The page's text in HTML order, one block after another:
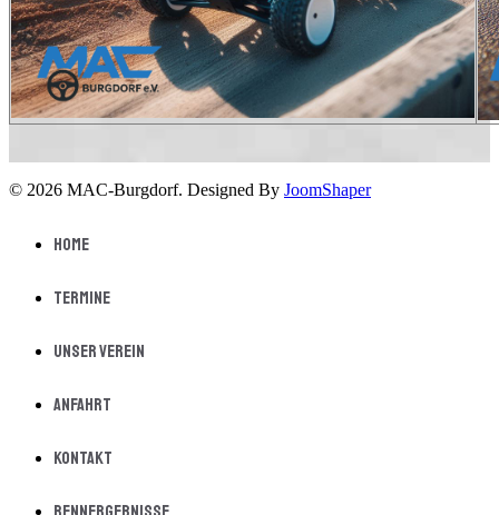
© 2026 MAC-Burgdorf. Designed By JoomShaper
Home
Termine
Unser Verein
Anfahrt
Kontakt